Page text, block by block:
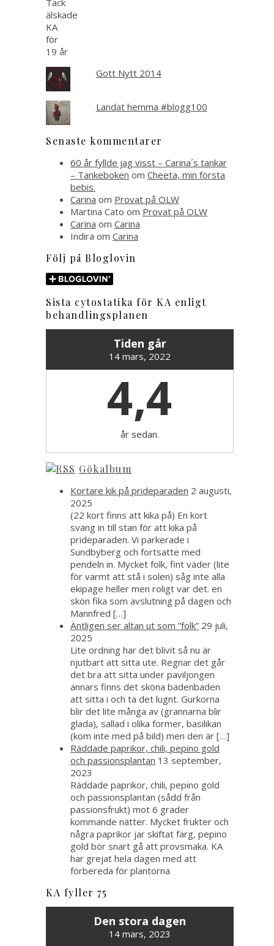
Gott Nytt 2014
Landat hemma #blogg100
Senaste kommentarer
60 år fyllde jag visst – Carina´s tankar
– Tankeboken om Cheeta, min första
bebis.
Carina om Provat på OLW
Martina Cato om Provat på OLW
Carina om Carina
Indira om Carina
Följ på Bloglovin
Sista cytostatika för KA enligt
behandlingsplanen
Tiden går
14 mars, 2022
4,4
år sedan.
Gökalbum
Kortare kik på prideparaden 2 augusti,
2025
(22 kort finns att kika på) En kort
sväng in till stan för att kika på
prideparaden. Vi parkerade i
Sundbyberg och fortsatte med
pendeln in. Mycket folk, fint väder (lite
för varmt att stå i solen) såg inte alla
ekipage heller men roligt var det. en
skön fika som avslutning på dagen och
Mannfred […]
Äntligen ser altan ut som ”folk” 29 juli,
2025
Lite ordning har det blivit så nu är
njutbart att sitta ute. Regnar det går
det bra att sitta under paviljongen
annars finns det sköna badenbaden
att sitta i och ta det lugnt. Gurkorna
blir det lite många av (grannarna blir
glada), sallad i olika former, basilikan
(kom inte med på bild) men den är […]
Räddade paprikor, chili, pepino gold
och passionsplantan 13 september,
2023
Räddade paprikor, chili, pepino gold
och passionsplantan (sådd från
passionsfrukt) mot 6 grader
kommande nätter. Mycket frukter och
några paprikor jar skiftat färg, pepino
gold bör snart gå att provsmaka. KA
har grejat hela dagen med att
förbereda för plantorna
KA fyller 75
Den stora dagen
14 mars, 2023